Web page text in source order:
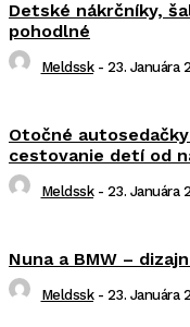
Detské nákrčníky,
pohodlné
Meldssk - 23. Januára
Otočné
cestovanie detí od
Meldssk - 23. Januára
Nuna a BMW –
Meldssk - 23. Januára